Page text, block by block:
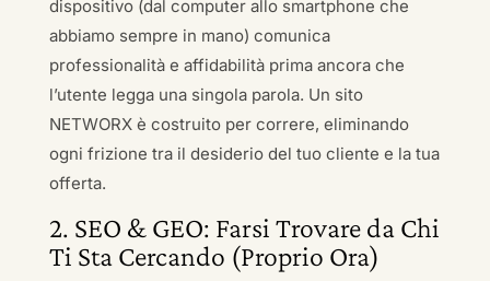
dispositivo (dal computer allo smartphone che
abbiamo sempre in mano) comunica
professionalità e affidabilità prima ancora che
l’utente legga una singola parola. Un sito
NETWORX è costruito per correre, eliminando
ogni frizione tra il desiderio del tuo cliente e la tua
offerta.
2. SEO & GEO: Farsi Trovare da Chi
Ti Sta Cercando (Proprio Ora)